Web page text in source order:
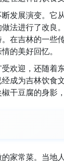
发展演变。它
法进行了改
在吉林的一
的美好回忆。
欢迎，还随着
成为吉林饮食
干豆腐的身影
家常菜。当地